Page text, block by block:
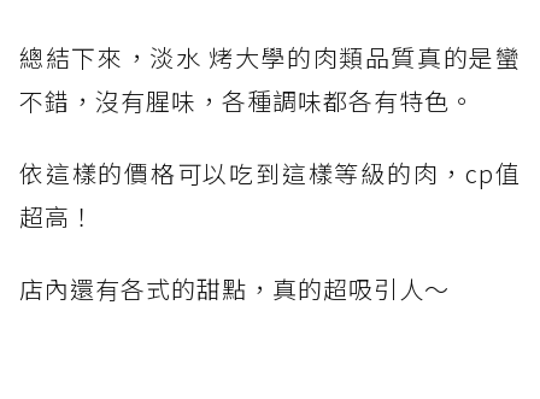
總結下來，淡水 烤大學的肉類品質真的是蠻
不錯，沒有腥味，各種調味都各有特色。
依這樣的價格可以吃到這樣等級的肉，cp值
超高！
店內還有各式的甜點，真的超吸引人～